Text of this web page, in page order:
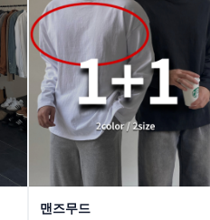
맨즈무드